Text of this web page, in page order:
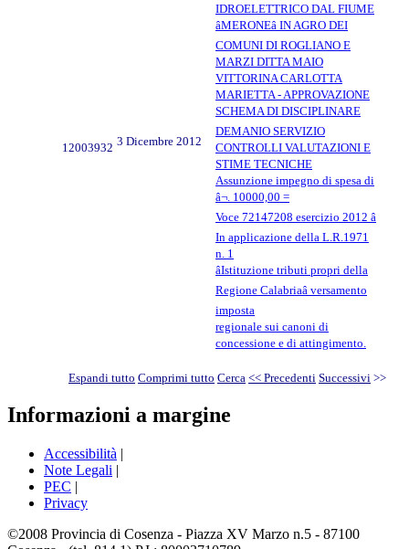
IDROELETTRICO DAL FIUME
âMERONEâ IN AGRO DEI
COMUNI DI ROGLIANO E
MARZI DITTA MAIO
VITTORINA CARLOTTA
MARIETTA - APPROVAZIONE
SCHEMA DI DISCIPLINARE
12003932 3 Dicembre 2012
DEMANIO SERVIZIO
CONTROLLI VALUTAZIONI E
STIME TECNICHE
Assunzione impegno di spesa di
â¬. 10000,00 =
Voce 72147208 esercizio 2012 â
In applicazione della L.R.1971
n. 1
âIstituzione tributi propri della
Regione Calabriaâ versamento
imposta
regionale sui canoni di
concessione e di attingimento.
Espandi tutto Comprimi tutto Cerca << Precedenti Successivi >>
Informazioni a margine
Accessibilità |
Note Legali |
PEC |
Privacy
©2008 Provincia di Cosenza - Piazza XV Marzo n.5 - 87100